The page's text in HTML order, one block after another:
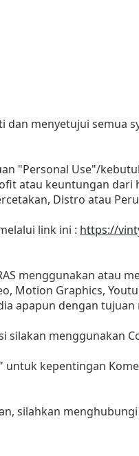
menyetujui semua
"Personal Use"/
atau keuntungan
Distro atau
link ini : https://
menggunakan atau
Motion Graphics,
apapun dengan
menggunakan
kepentingan
silahkan